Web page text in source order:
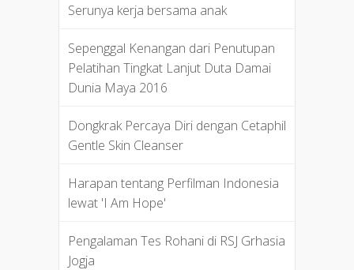
Serunya kerja bersama anak
Sepenggal Kenangan dari Penutupan
Pelatihan Tingkat Lanjut Duta Damai
Dunia Maya 2016
Dongkrak Percaya Diri dengan Cetaphil
Gentle Skin Cleanser
Harapan tentang Perfilman Indonesia
lewat 'I Am Hope'
Pengalaman Tes Rohani di RSJ Grhasia
Jogja